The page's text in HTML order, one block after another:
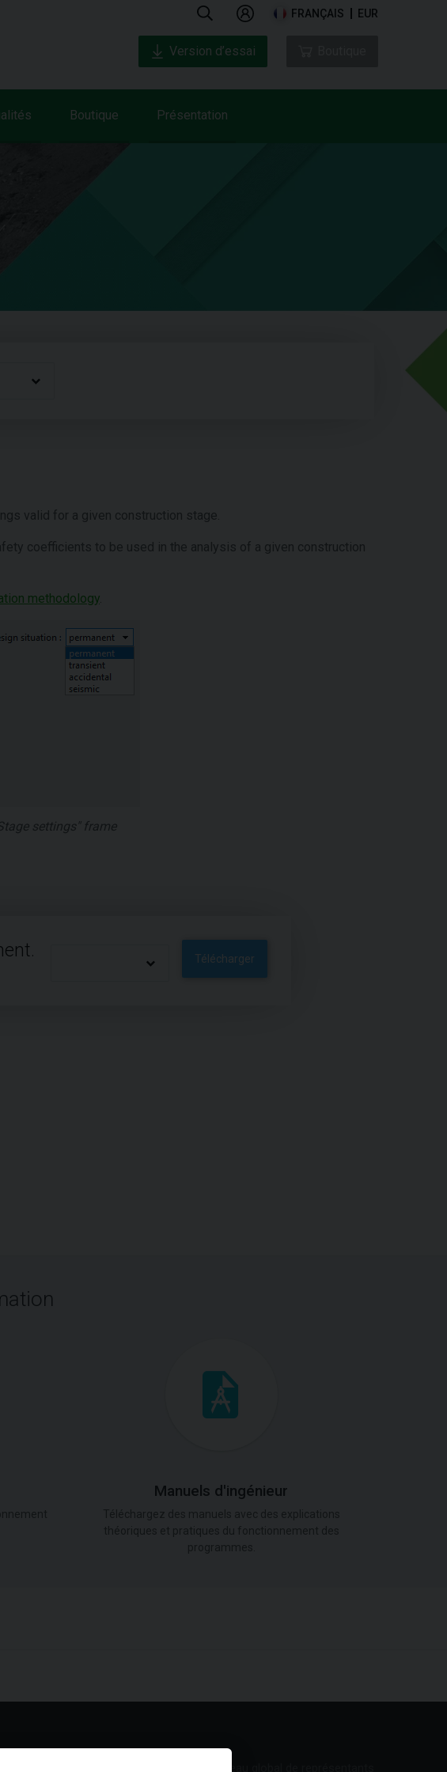
FRANÇAIS EUR
Boutique Présentation
Version d’essai
valid for a given construction stage.
coefficients to be used in the analysis of a given construction
methodology
settings" frame
Télécharger
Manuels d'ingénieur